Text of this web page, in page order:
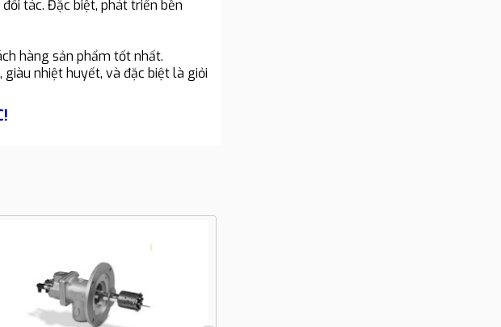
tác. Đặc biệt, phát triển bền
hàng sản phẩm tốt nhất.
nhiệt huyết, và đặc biệt là giỏi